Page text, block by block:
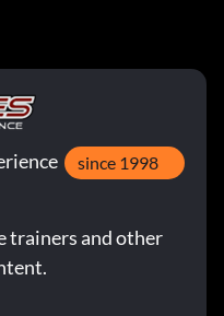
since 1998
trainers and other